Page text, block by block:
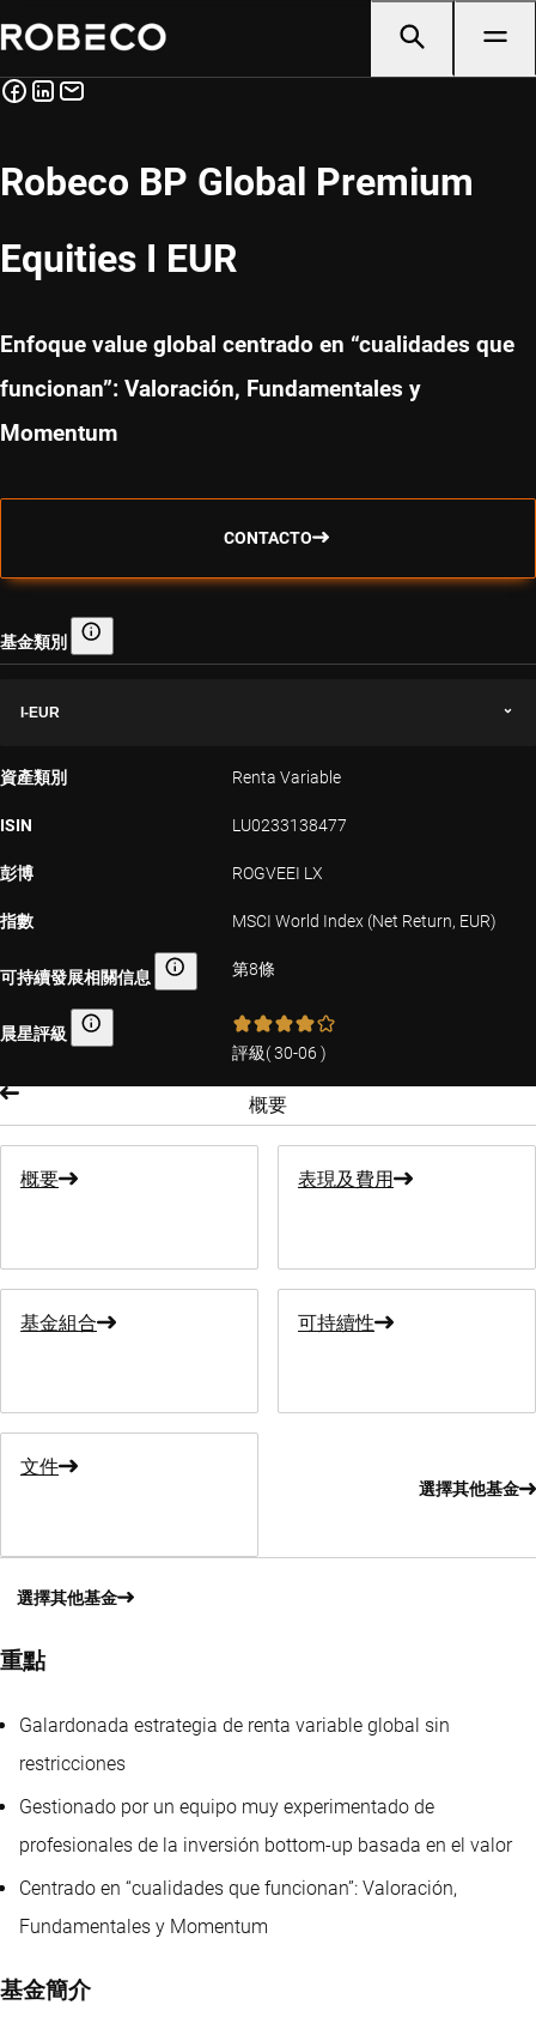
Robeco BP Global Premium
Equities I EUR
Enfoque value global centrado en “cualidades que
funcionan”: Valoración, Fundamentales y
Momentum
CONTACTO
基金類別 基金類別
I-EUR
資產類別 Renta Variable
ISIN LU0233138477
彭博 ROGVEEI LX
指數 MSCI World Index (Net Return, EUR)
可持續發展相關信息 可持續發展相關信息
第8條
晨星評級 晨星評級
評級(30-06 )
概要
概要 表現及費用
基金組合 可持續性
文件
選擇其他基金
選擇其他基金
重點
Galardonada estrategia de renta variable global sin
restricciones
Gestionado por un equipo muy experimentado de
profesionales de la inversión bottom-up basada en el valor
Centrado en “cualidades que funcionan”: Valoración,
Fundamentales y Momentum
基金簡介